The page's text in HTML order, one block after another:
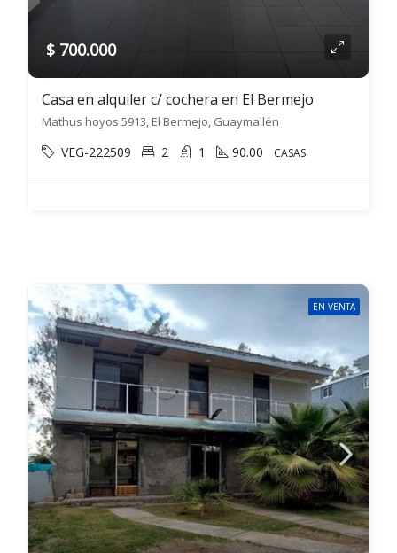
$ 700.000
Casa en alquiler c/ cochera en El Bermejo
Mathus hoyos 5913, El Bermejo, Guaymallén
VEG-222509 2 1 90.00 CASAS
EN VENTA